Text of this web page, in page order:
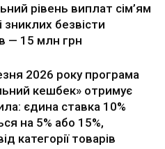
рівень виплат сім’ям
зниклих безвісти
— 15 млн грн
2026 року програма
кешбек» отримує
єдина ставка 10%
на 5% або 15%,
категорії товарів